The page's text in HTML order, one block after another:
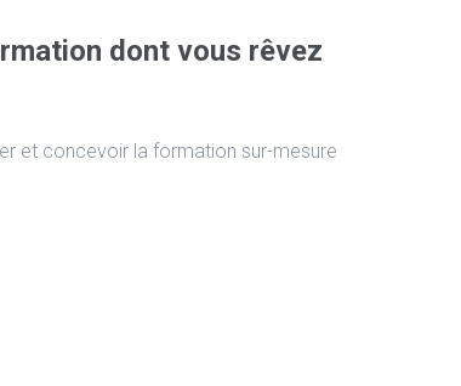
dont vous rêvez
et concevoir la formation sur-mesure